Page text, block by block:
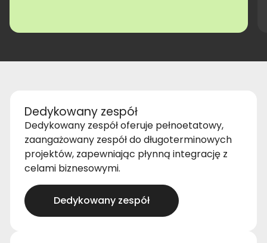
Dedykowany zespół
Dedykowany zespół oferuje pełnoetatowy,
zaangażowany zespół do długoterminowych
projektów, zapewniając płynną integrację z
celami biznesowymi.
Dedykowany zespół